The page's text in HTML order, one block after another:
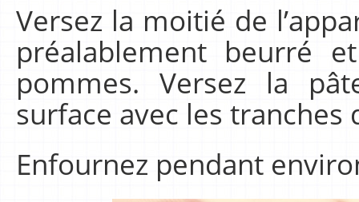
Versez la moitié de
préalablement beurré
pommes. Versez la
surface avec les
Enfournez pendant